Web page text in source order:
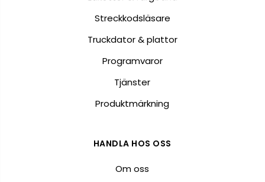
Streckkodsläsare
Truckdator & plattor
Programvaror
Tjänster
Produktmärkning
HANDLA HOS OSS
Om oss